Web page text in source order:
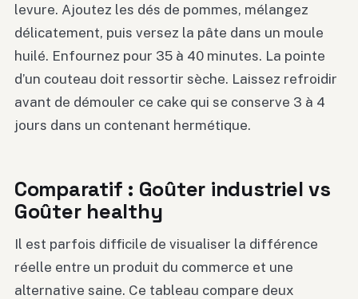
levure. Ajoutez les dés de pommes, mélangez
délicatement, puis versez la pâte dans un moule
huilé. Enfournez pour 35 à 40 minutes. La pointe
d’un couteau doit ressortir sèche. Laissez refroidir
avant de démouler ce cake qui se conserve 3 à 4
jours dans un contenant hermétique.
Comparatif : Goûter industriel vs
Goûter healthy
Il est parfois difficile de visualiser la différence
réelle entre un produit du commerce et une
alternative saine. Ce tableau compare deux